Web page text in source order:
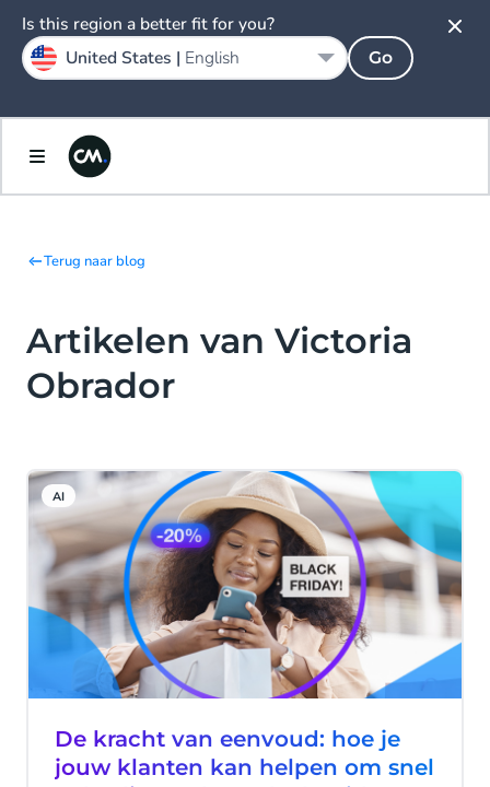
Terug naar blog
Artikelen van Victoria
Obrador
AI
De kracht van eenvoud: hoe je
jouw klanten kan helpen om snel
Is this region a better fit for you?
United States | English Go